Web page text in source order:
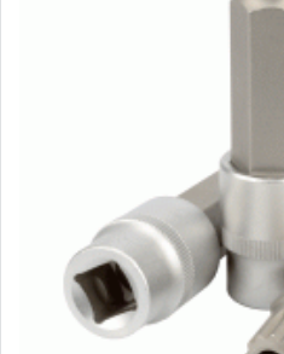
Головка торцевая со вставкой
2.66€